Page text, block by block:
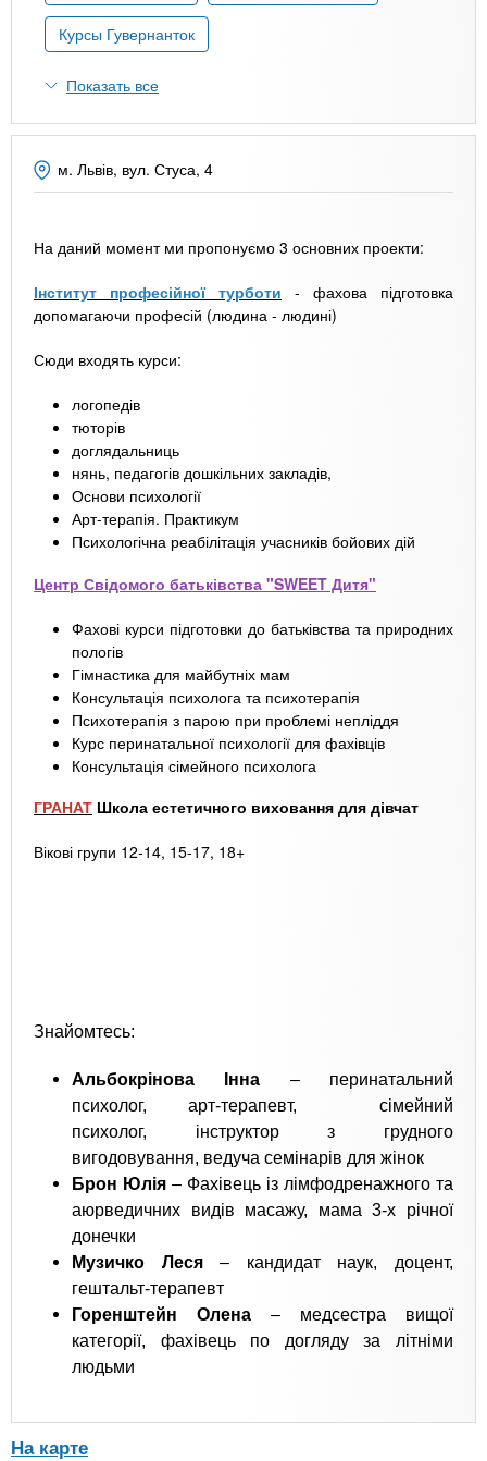
n
s
n
е
За рубежом
Курсы Гувернанток
Показать все
На даний момент ми пропонуємо 3 основних проекти:
Інститут професійної турботи - фахова підготовка
допомагаючи професій (людина - людині)
Сюди входять курси:
логопедів
тюторів
доглядальниць
нянь, педагогів дошкільних закладів,
Основи психології
Арт-терапія. Практикум
Психологічна реабілітація учасників бойових дій
Центр Свідомого батьківства "SWEET Дитя"
Фахові курси підготовки до батьківства та природних
пологів
Гімнастика для майбутніх мам
Консультація психолога та психотерапія
Психотерапія з парою при проблемі непліддя
Курс перинатальної психології для фахівців
Консультація сімейного психолога
ГРАНАТ Школа естетичного виховання для дівчат
Вікові групи 12-14, 15-17, 18+
Знайомтесь:
Альбокрінова Інна – перинатальний
психолог, арт-терапевт, сімейний
психолог, інструктор з грудного
вигодовування, ведуча семінарів для жінок
Брон Юлія – Фахівець із лімфодренажного та
аюрведичних видів масажу, мама 3-х річної
донечки
Музичко Леся– кандидат наук, доцент,
гештальт-терапевт
Горенштейн Олена – медсестра вищої
категорії, фахівець по догляду за літніми
людьми
м. Львів, вул. Стуса, 4
На карте